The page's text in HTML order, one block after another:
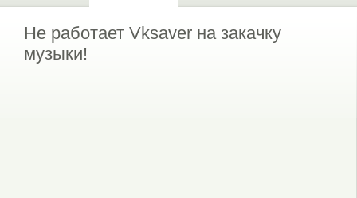
Не работает Vksaver на закачку
музыки!